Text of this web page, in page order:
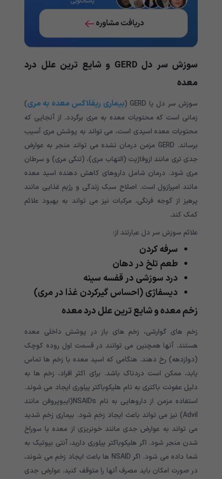
دریافت مشاوره
سوزش سر دل
GERD و شایع ترین علل درد
معده
سوزش سر دل یا GERD ( بیماری ریفلاکس معده به مری)
زمانی است که محتویات معده به مری برگردد. از آنجایی که
محتویات معده اسیدی است، می تواند به پوشش مری آسیب
برساند. GERD مزمن درمان نشده می تواند منجر به عوارض
جدی تری مانند ازوفاژیت (التهاب مری)، (تنگی مری) و سرطان
مری شود. درمان شامل داروهای کاهش دهنده اسید معده
مانند امپرازول است. اصلاح سبک زندگی و رژیم غذایی مانند
پرهیز از گوجه فرنگی، مرکبات نیز می تواند به بهبود علائم
کمک کند.
علائم سوزش سر دل عبارتند از:
سرفه کردن
طعم تلخ در دهان
درد سوزشی در قفسه سینه
دیسفاژی (احساس گیرکردن غذا در مری)
زخم معده و شایع ترین علل درد معده
زخم های گوارشی، زخم های باز در پوشش داخلی معده
هستند. آنها همچنین می توانند در قسمت اول روده کوچک
(دوازدهه) رخ دهند. هنگامی که اسید معده با زخم ها تماس
یابد، ممکن است دردناک باشد. برای اکثر افراد، زخم ها به
دلیل عفونت باکتری به نام هلیکوباکتر پیلوری ایجاد می شوند.
استفاده مزمن از داروهایی به نام NSAIDs(ایبوپروفن مانند
Advil) نیز می تواند باعث ایجاد زخم شود. بیماری زخم شدید
می تواند به عوارض جدی مانند خونریزی از معده یا سوراخ
شدن منجر شود. اگر هلیکوباکتر پیلوری دارید، آنتی بیوتیک به
شما داده می شود. اگر NSAID ها باعث ایجاد زخم می شوند،
در صورت امکان باید مصرف آنها را متوقف کنید. عوارض جدی